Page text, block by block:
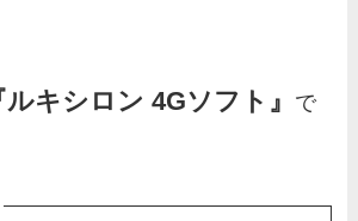
ルキシロン 4Gソフト』
で